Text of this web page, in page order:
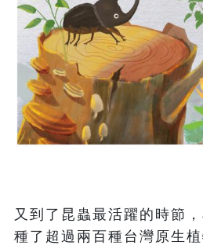
又到了昆蟲最活躍的時節
種了超過兩百種台灣原生